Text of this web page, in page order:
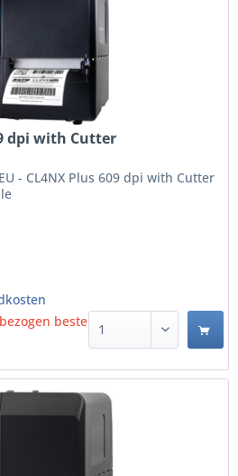
dpi with Cutter
- CL4NX Plus 609 dpi with Cutter
bestellt werden.